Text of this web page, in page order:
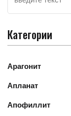
Категории
Арагонит
Апланат
Апофиллит